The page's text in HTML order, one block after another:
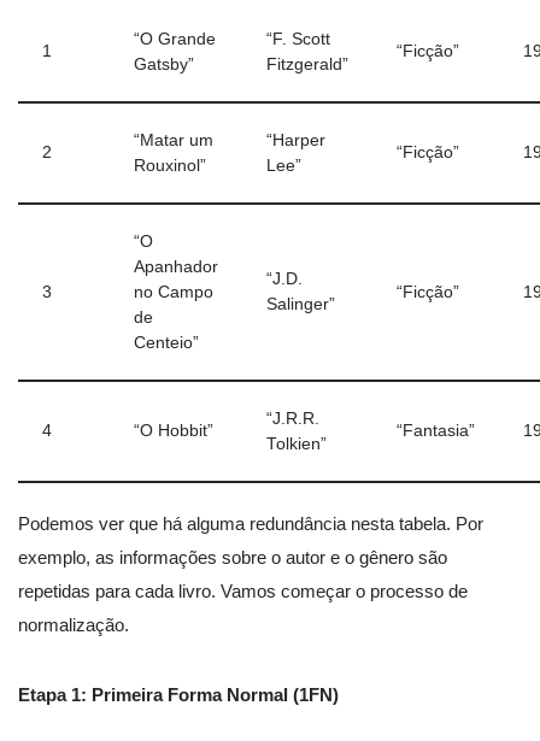
1
“O Grande
Gatsby”
“F. Scott
Fitzgerald”
“Ficção”
2
“Matar um
Rouxinol”
“Harper
Lee”
“Ficção”
3
“O
Apanhador
no Campo
de
Centeio”
“J.D.
Salinger”
“Ficção”
4 “O Hobbit”
“J.R.R.
Tolkien”
“Fantasia”
Podemos ver que há alguma redundância nesta tabela. Por
exemplo, as informações sobre o autor e o gênero são
repetidas para cada livro. Vamos começar o processo de
normalização.
Etapa 1: Primeira Forma Normal (1FN)